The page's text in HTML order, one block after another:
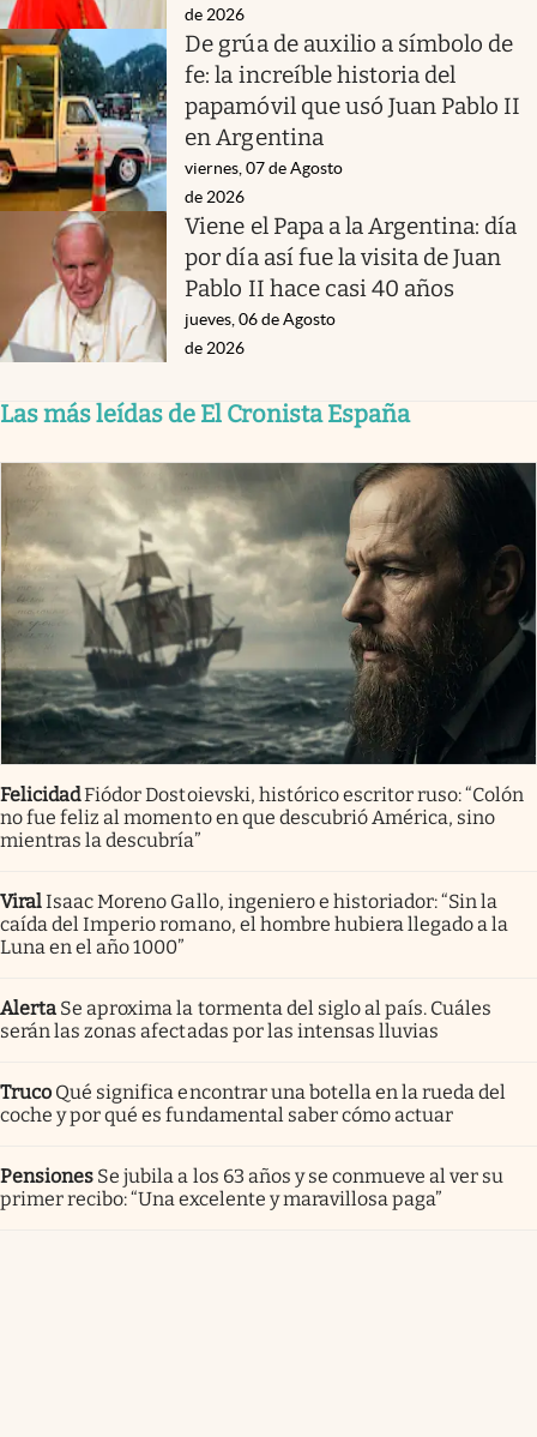
de 2026
De grúa de auxilio a símbolo de
fe: la increíble historia del
papamóvil que usó Juan Pablo II
en Argentina
viernes, 07 de Agosto
de 2026
Viene el Papa a la Argentina: día
por día así fue la visita de Juan
Pablo II hace casi 40 años
jueves, 06 de Agosto
de 2026
Las más leídas de El Cronista España
FelicidadFiódor Dostoievski, histórico escritor ruso: “Colón
no fue feliz al momento en que descubrió América, sino
mientras la descubría”
ViralIsaac Moreno Gallo, ingeniero e historiador: “Sin la
caída del Imperio romano, el hombre hubiera llegado a la
Luna en el año 1000”
Alerta Se aproxima la tormenta del siglo al país. Cuáles
serán las zonas afectadas por las intensas lluvias
Truco Qué significa encontrar una botella en la rueda del
coche y por qué es fundamental saber cómo actuar
Pensiones Se jubila a los 63 años y se conmueve al ver su
primer recibo: “Una excelente y maravillosa paga”